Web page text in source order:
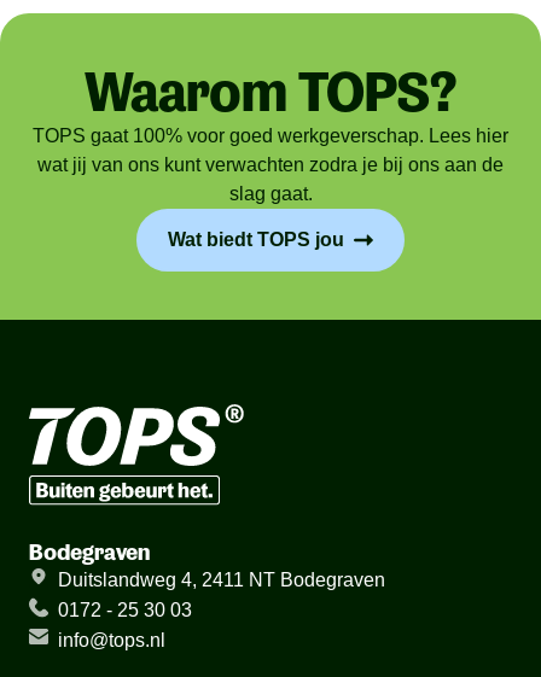
Waarom TOPS?
TOPS gaat 100% voor goed werkgeverschap. Lees hier
wat jij van ons kunt verwachten zodra je bij ons aan de
slag gaat.
Wat biedt TOPS jou
Bodegraven
Duitslandweg 4, 2411 NT Bodegraven
0172 - 25 30 03
info@tops.nl